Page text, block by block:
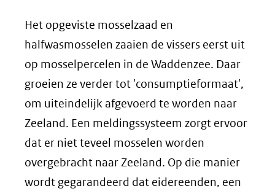
Het opgeviste mosselzaad en
halfwasmosselen zaaien de vissers eerst uit
op mosselpercelen in de Waddenzee. Daar
groeien ze verder tot 'consumptieformaat',
om uiteindelijk afgevoerd te worden naar
Zeeland. Een meldingssysteem zorgt ervoor
dat er niet teveel mosselen worden
overgebracht naar Zeeland. Op die manier
wordt gegarandeerd dat eidereenden, een